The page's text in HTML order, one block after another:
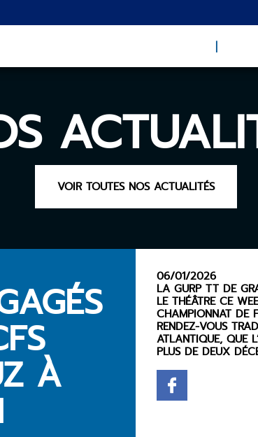
VOIR TOUTES NOS ACTUALITÉS
À
06/01/2026
LA GURP TT DE
LE THÉÂTRE CE
CHAMPIONNAT DE
RENDEZ-VOUS
ATLANTIQUE, QUE
PLUS DE DEUX